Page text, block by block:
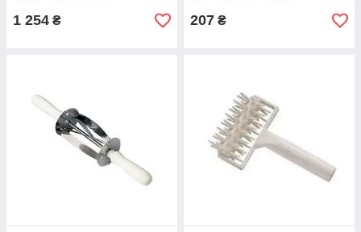
1 254 ₴ 207 ₴